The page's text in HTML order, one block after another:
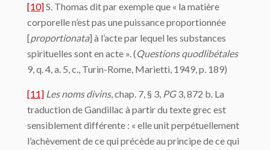
[10]S. Thomas dit par exemple que « la matière
corporelle n’est pas une puissance proportionnée
[proportionata] à l’acte par lequel les substances
spirituelles sont en acte ». (Questions quodlibétales
9, q. 4, a. 5, c., Turin-Rome, Marietti, 1949, p. 189)
[11] Les noms divins, chap. 7, § 3, PG3, 872 b. La
traduction de Gandillac à partir du texte grec est
sensiblement différente : « elle unit perpétuellement
l’achèvement de ce qui précède au principe de ce qui